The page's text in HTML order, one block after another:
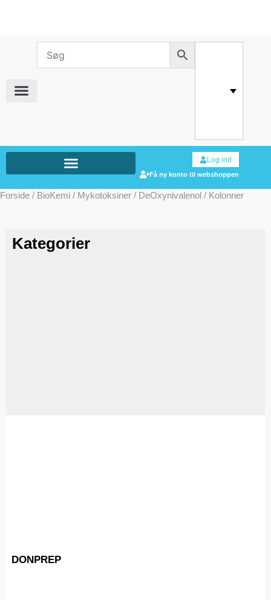
Log ind
Få ny konto til webshoppen
Forside / BioKemi / Mykotoksiner / DeOxynivalenol / Kolonner
Kategorier
DONPREP